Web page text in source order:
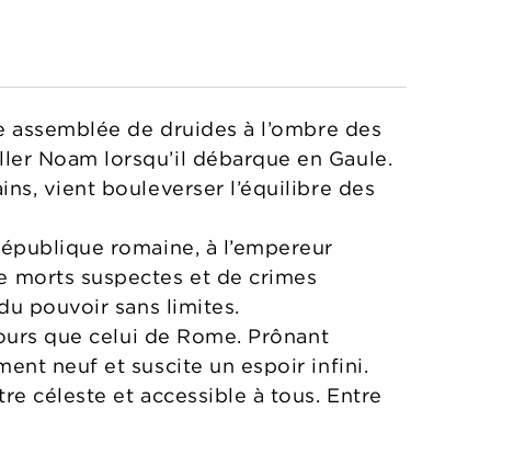
de druides à l’ombre des
Noam lorsqu’il débarque en Gaule.
vient bouleverser l’équilibre des
romaine, à l’empereur
morts suspectes et de crimes
pouvoir sans limites.
que celui de Rome. Prônant
neuf et suscite un espoir infini.
céleste et accessible à tous. Entre